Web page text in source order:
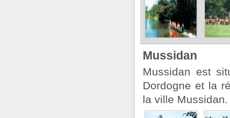
Mussidan
Mussidan est
Dordogne et la
la ville Mussidan.